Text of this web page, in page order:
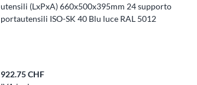
utensili (LxPxA) 660x500x395mm 24 supporto
portautensili ISO-SK 40 Blu luce RAL 5012
922.75 CHF